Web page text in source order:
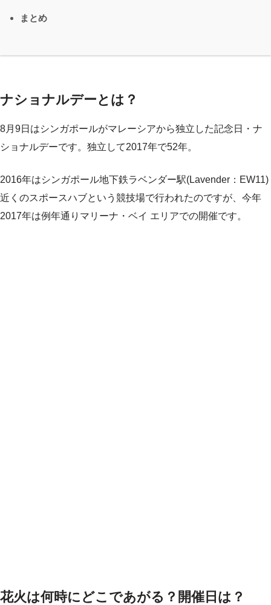
まとめ
ナショナルデーとは？
8月9日はシンガポールがマレーシアから独立した記念日・ナ
ショナルデーです。独立して2017年で52年。
2016年はシンガポール地下鉄ラベンダー駅(Lavender：EW11)
近くのスポースハブという競技場で行われたのですが、今年
2017年は例年通りマリーナ・ベイ エリアでの開催です。
花火は何時にどこであがる？開催日は？